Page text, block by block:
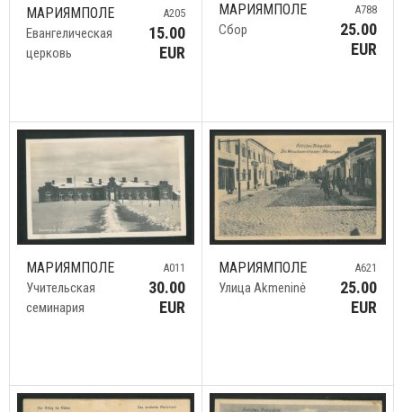
МАРИЯМПОЛЕ
Евангелическая
церковь
A205
15.00
EUR
МАРИЯМПОЛЕ
Сбор
A788
25.00
EUR
МАРИЯМПОЛЕ
Учительская
семинария
A011
30.00
EUR
МАРИЯМПОЛЕ
Улица Akmeninė
A621
25.00
EUR